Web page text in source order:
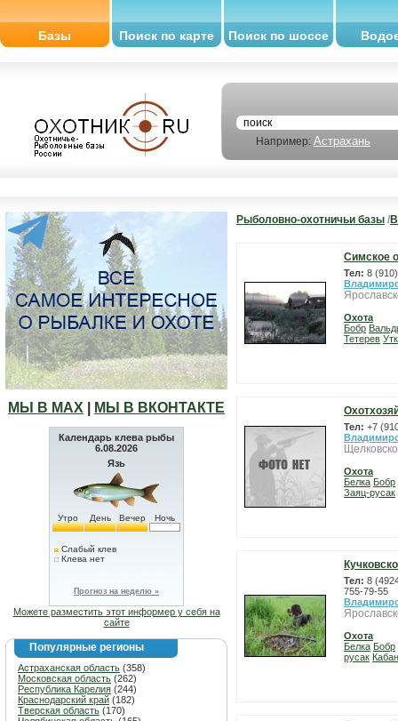
Базы Поиск по карте Поиск по шоссе
Например: Астрахань
МЫ В МАХ МЫ В ВКОНТАКТЕ
Календарь клева рыбы
6.08.2026
Язь
Утро День Вечер Ночь
Слабый клев
Клева нет
Прогноз на неделю »
Можете разместить этот информер у себя на
сайте
Популярные регионы
Астраханская область (358)
Московская область (262)
Республика Карелия (244)
Краснодарский край (182)
Тверская область (170)
Рыболовно-охотничьи базы /
Симское
Тел: 8
Охота
Бобр
Тетерев
Тел: +7
Охота
Белка Бобр
Заяц-русак
Тел: 8
755-79-55
Охота
Белка Бобр
русак Кабан